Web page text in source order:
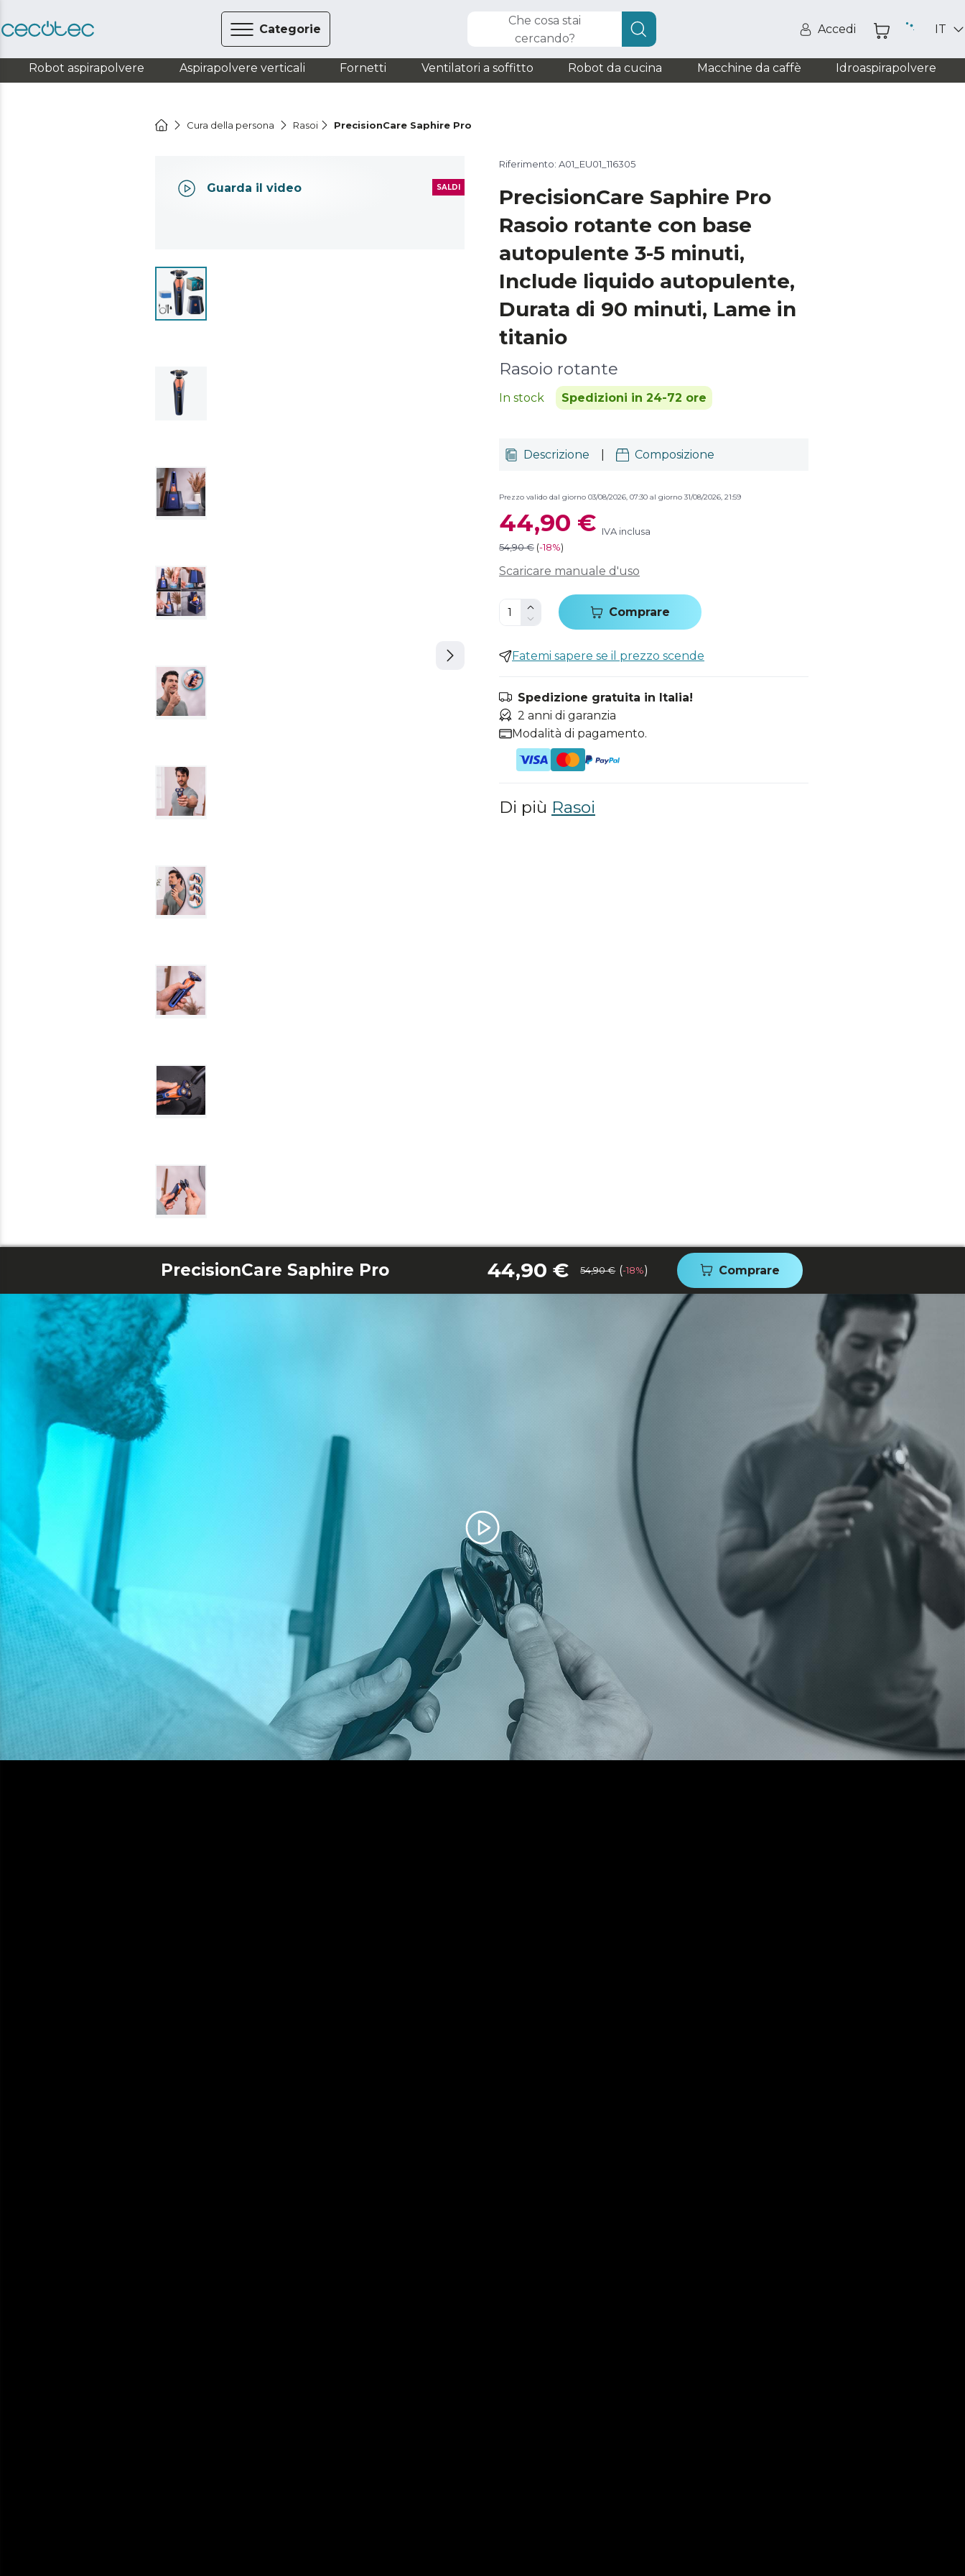
Categorie
Che cosa stai
cercando?
Accedi IT
Robot aspirapolvere Aspirapolvere verticali Fornetti Ventilatori a soffitto Robot da cucina Macchine da caffè Idroaspirapolvere
Cura della persona Rasoi PrecisionCare Saphire Pro
Guarda il video SALDI
Riferimento: A01_EU01_116305
PrecisionCare Saphire Pro
Rasoio rotante con base
autopulente 3-5 minuti,
Include liquido autopulente,
Durata di 90 minuti, Lame in
titanio
Rasoio rotante
In stock Spedizioni in 24-72 ore
Descrizione Composizione
Prezzo valido dal giorno 03/08/2026, 07:30 al giorno 31/08/2026, 21:59
44,90 € IVA inclusa
54,90 € (-18%)
Scaricare manuale d'uso
Comprare
Fatemi sapere se il prezzo scende
Spedizione gratuita in Italia!
2 anni di garanzia
Modalità di pagamento.
Di più Rasoi
PrecisionCare Saphire Pro 44,90 € 54,90 € (-18%) Comprare